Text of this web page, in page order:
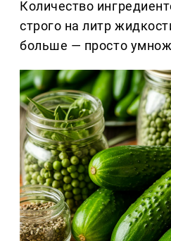
Количество
строго на литр
больше — просто